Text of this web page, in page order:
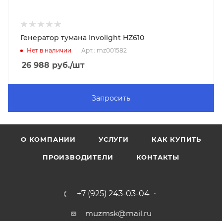
Генератор тумана Involight HZ610
Нет в наличии Арт.: mz001582
26 988 руб./шт
Запросить
О КОМПАНИИ УСЛУГИ КАК КУПИТЬ
ПРОИЗВОДИТЕЛИ КОНТАКТЫ
+7 (925) 243-03-04
muzmsk@mail.ru